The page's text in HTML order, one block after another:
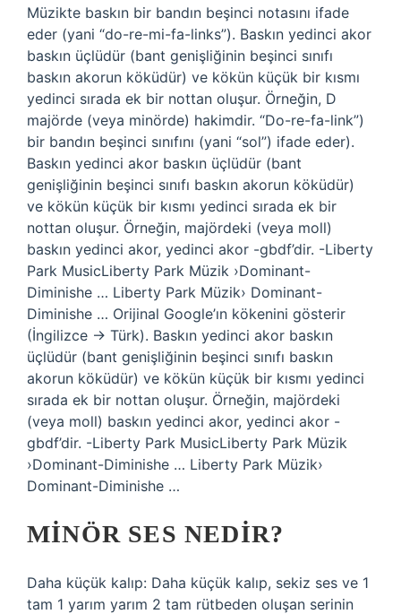
Müzikte baskın bir bandın beşinci notasını ifade
eder (yani “do-re-mi-fa-links”). Baskın yedinci akor
baskın üçlüdür (bant genişliğinin beşinci sınıfı
baskın akorun köküdür) ve kökün küçük bir kısmı
yedinci sırada ek bir nottan oluşur. Örneğin, D
majörde (veya minörde) hakimdir. “Do-re-fa-link”)
bir bandın beşinci sınıfını (yani “sol”) ifade eder).
Baskın yedinci akor baskın üçlüdür (bant
genişliğinin beşinci sınıfı baskın akorun köküdür)
ve kökün küçük bir kısmı yedinci sırada ek bir
nottan oluşur. Örneğin, majördeki (veya moll)
baskın yedinci akor, yedinci akor -gbdf’dir. -Liberty
Park MusicLiberty Park Müzik ›Dominant-
Diminishe … Liberty Park Müzik› Dominant-
Diminishe … Orijinal Google’ın kökenini gösterir
(İngilizce → Türk). Baskın yedinci akor baskın
üçlüdür (bant genişliğinin beşinci sınıfı baskın
akorun köküdür) ve kökün küçük bir kısmı yedinci
sırada ek bir nottan oluşur. Örneğin, majördeki
(veya moll) baskın yedinci akor, yedinci akor -
gbdf’dir. -Liberty Park MusicLiberty Park Müzik
›Dominant-Diminishe … Liberty Park Müzik›
Dominant-Diminishe …
MINÖR SES NEDIR?
Daha küçük kalıp: Daha küçük kalıp, sekiz ses ve 1
tam 1 yarım yarım 2 tam rütbeden oluşan serinin